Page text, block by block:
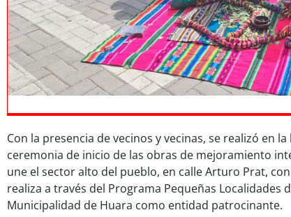
Con la presencia de vecinos y vecinas, se realizó en
ceremonia de inicio de las obras de mejoramiento
une el sector alto del pueblo, en calle Arturo Prat,
realiza a través del Programa Pequeñas Localidades
Municipalidad de Huara como entidad patrocinante.